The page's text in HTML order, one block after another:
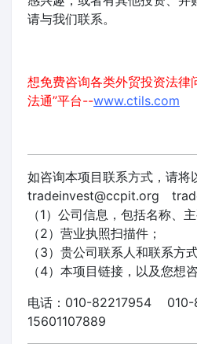
请与我们联系。
想免费咨询各类外贸投资法律
法通”平台--www.ctils.com
如咨询本项目联系方式，请将
tradeinvest@ccpit.org
（1）公司信息，包括名称、
（2）营业执照扫描件；
（3）贵公司联系人和联系方式
（4）本项目链接，以及您想
电话：010-82217954
15601107889